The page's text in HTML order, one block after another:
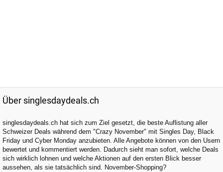
Über singlesdaydeals.ch
singlesdaydeals.ch hat sich zum Ziel gesetzt, die beste Auflistung aller
Schweizer Deals während dem "Crazy November" mit Singles Day, Black
Friday und Cyber Monday anzubieten. Alle Angebote können von den Usern
bewertet und kommentiert werden. Dadurch sieht man sofort, welche Deals
sich wirklich lohnen und welche Aktionen auf den ersten Blick besser
aussehen, als sie tatsächlich sind. November-Shopping?